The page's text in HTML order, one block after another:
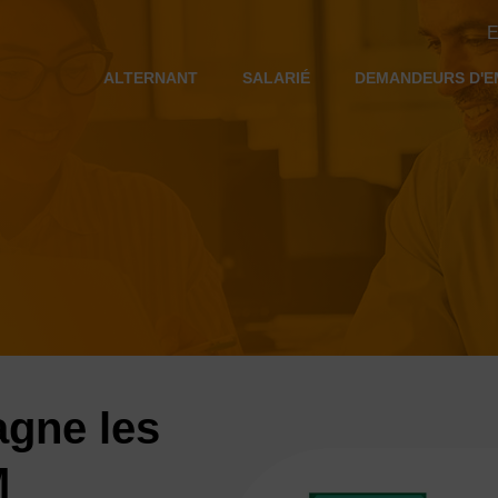
ALTERNANT SALARIÉ DEMANDEURS
les